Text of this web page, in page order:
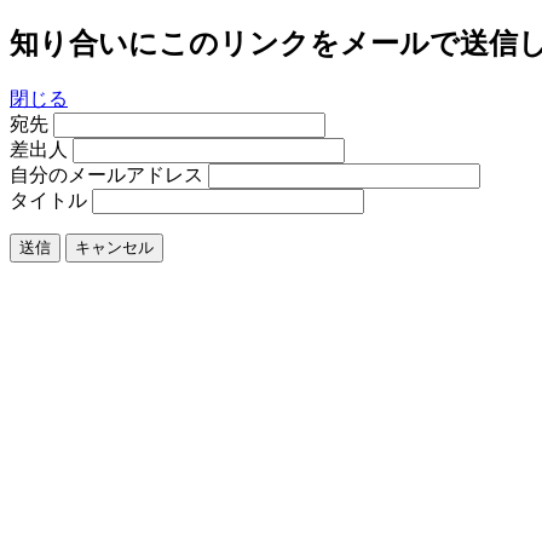
知り合いにこのリンクをメールで送信
閉じる
宛先
差出人
自分のメールアドレス
タイトル
送信 キャンセル